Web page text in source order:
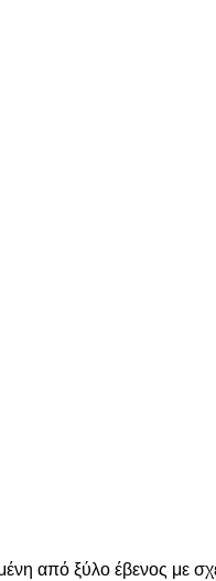
από ξύλο έβενος με